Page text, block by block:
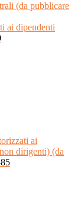
(da pubblicare
ai dipendenti
ai
dirigenti) (da